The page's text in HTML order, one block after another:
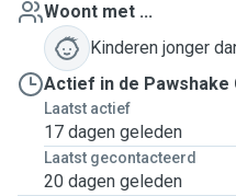
Woont met ...
Kinderen jonger
Actief in de Pawshake
Laatst actief
17 dagen geleden
Laatst gecontacteerd
20 dagen geleden